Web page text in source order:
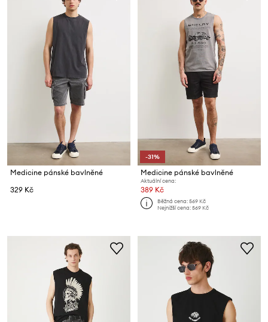
Medicine pánské bavlněné
329 Kč
-31%
Medicine pánské bavlněné
Aktuální cena:
389 Kč
Běžná cena:569 Kč
Nejnižší cena:569 Kč